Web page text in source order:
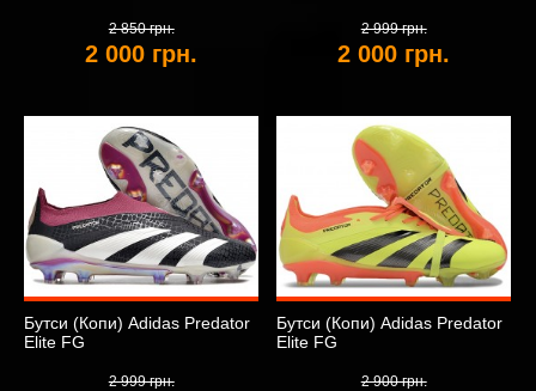
2 850 грн.
2 000 грн.
2 999 грн.
2 000 грн.
Бутси (Копи) Adidas Predator
Elite FG
2 999 грн.
Бутси (Копи) Adidas Predator
Elite FG
2 900 грн.